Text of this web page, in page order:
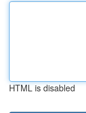
HTML is disabled